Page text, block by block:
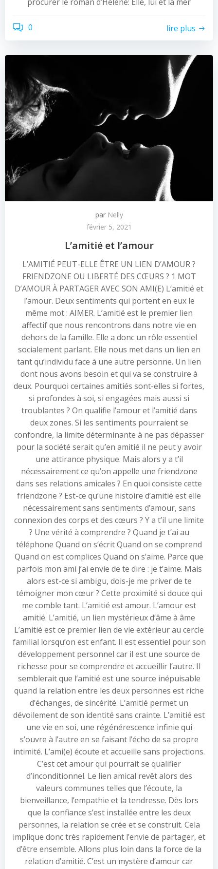
0 lire plus
par Nelly
février 5, 2021
L’amitié et l’amour
L’AMITIÉ PEUT-ELLE ÊTRE UN LIEN D’AMOUR ?
FRIENDZONE OU LIBERTÉ DES CŒURS ? 1 MOT
D’AMOUR À PARTAGER AVEC SON AMI(E) L’amitié et
l’amour. Deux sentiments qui portent en eux le
même mot : AIMER. L’amitié est le premier lien
affectif que nous rencontrons dans notre vie en
dehors de la famille. Elle a donc un rôle essentiel
socialement parlant. Elle nous met dans un lien en
tant qu’individu face à une autre personne. Un lien
dont nous avons besoin et qui va se construire à
deux. Pourquoi certaines amitiés sont-elles si fortes,
si profondes à soi, si engagées mais aussi si
troublantes ? On qualifie l’amour et l’amitié dans
deux zones. Si les sentiments pourraient se
confondre, la limite déterminante à ne pas dépasser
pour la société serait qu’en amitié il ne peut y avoir
une attirance physique. Mais alors y a t’il
nécessairement ce qu’on appelle une friendzone
dans ses relations amicales ? En quoi consiste cette
friendzone ? Est-ce qu’une histoire d’amitié est elle
nécessairement sans sentiments d’amour, sans
connexion des corps et des cœurs ? Y a t’il une limite
? Une vérité à comprendre ? Quand je t’ai au
téléphone Quand on s’écrit Quand on se comprend
Quand on est complices Quand on s’aime. Parce que
parfois mon ami j’ai envie de te dire : je t’aime. Mais
alors est-ce si ambigu, dois-je me priver de te
témoigner mon cœur ? Cette proximité si douce qui
me comble tant. L’amitié est amour. L’amour est
amitié. L’amitié, un lien mystérieux d’âme à âme
L’amitié est ce premier lien de vie extérieur au cercle
familial lorsqu’on est enfant. Il est essentiel pour son
développement personnel car il est une source de
richesse pour se comprendre et accueillir l’autre. Il
semblerait que l’amitié est une source inépuisable
quand la relation entre les deux personnes est riche
d’échanges, de sincérité. L’amitié permet un
dévoilement de son identité sans crainte. L’amitié est
une vie en soi, une régénérescence infinie qui
s’ouvre à l’autre en se faisant l’écho de sa propre
intimité. L’ami(e) écoute et accueille sans projections.
C’est cet amour qui pourrait se qualifier
d’inconditionnel. Le lien amical revêt alors des
valeurs communes telles que l’écoute, la
bienveillance, l’empathie et la tendresse. Dès lors
que la confiance s’est installée entre les deux
personnes, la relation se crée et se construit. Cela
implique donc très rapidement l’envie de partager, et
d’être ensemble. Allons plus loin dans la force de la
relation d’amitié. C’est un mystère d’amour car